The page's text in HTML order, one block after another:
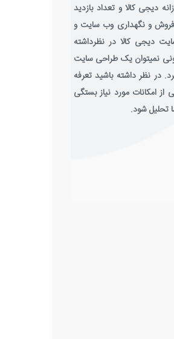
دیجی کالا و تعداد بازدید
فروش و نگهداری وب سایت و
دیجی کالا در نظرداشته
نمیتوان یک طراحی سایت
در نظر داشته باشید تعرفه
از امکانات مورد نیاز بستگی
تحلیل شود.